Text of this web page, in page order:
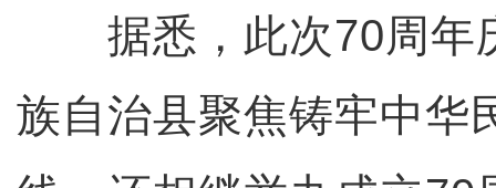
据悉，此次70周年
族自治县聚焦铸牢中华